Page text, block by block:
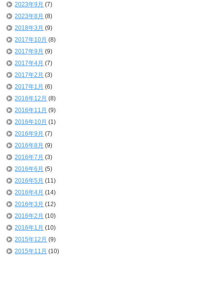
2023年9月 (7)
2023年8月 (8)
2018年3月 (9)
2017年10月 (8)
2017年9月 (9)
2017年4月 (7)
2017年2月 (3)
2017年1月 (6)
2016年12月 (8)
2016年11月 (9)
2016年10月 (1)
2016年9月 (7)
2016年8月 (9)
2016年7月 (3)
2016年6月 (5)
2016年5月 (11)
2016年4月 (14)
2016年3月 (12)
2016年2月 (10)
2016年1月 (10)
2015年12月 (9)
2015年11月 (10)